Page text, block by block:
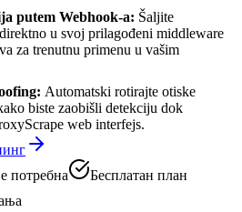
putem Webhook-a: Šaljite
u svoj prilagođeni middleware
za trenutnu primenu u vašim
: Automatski rotirajte otiske
biste zaobišli detekciju dok
web interfejs.
потребна
Бесплатан план